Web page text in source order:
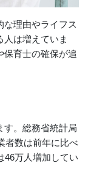
な理由やライフス
人は増えていま
保育士の確保が追
す。総務省統計局
者数は前年に比べ
46万人増加してい